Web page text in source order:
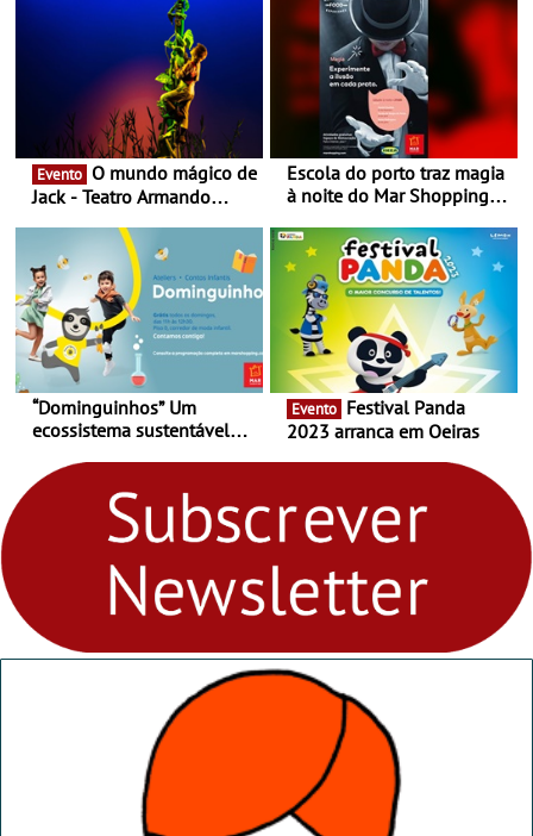
Evento
Jack - Teatro Armando
Escola do porto traz magia
à noite do Mar Shopping
29 de abril, às 21h00
“Dominguinhos” Um
ecossistema sustentável
fores - Atelier de Educação
Ambiental nos
“Dominguinhos” de 23 de
Evento
2023 arranca em Oeiras